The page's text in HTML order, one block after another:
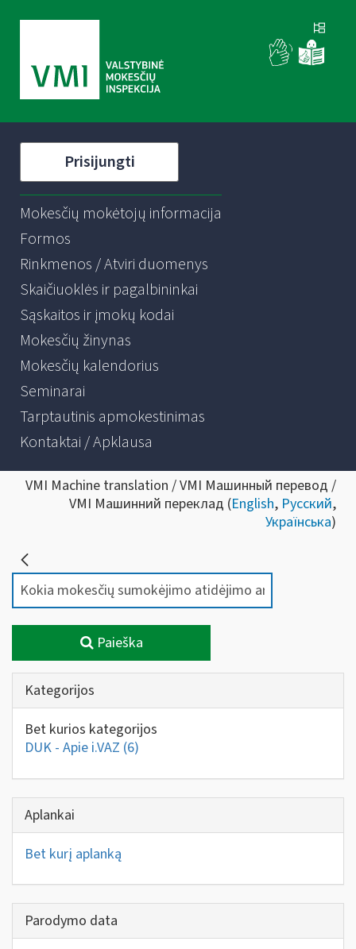
Prisijungti
Mokesčių mokėtojų informacija
Formos
Rinkmenos / Atviri duomenys
Skaičiuoklės ir pagalbininkai
Sąskaitos ir įmokų kodai
Mokesčių žinynas
Mokesčių kalendorius
Seminarai
Tarptautinis apmokestinimas
Kontaktai / Apklausa
VMI Machine translation / VMI Машинный перевод /
VMI Машинний переклад (English, Русский,
Українська)
Paieška
Kategorijos
Bet kurios kategorijos
DUK - Apie i.VAZ (6)
Aplankai
Bet kurį aplanką
Parodymo data